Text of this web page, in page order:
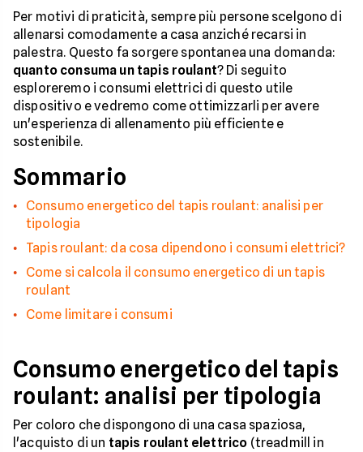
Per motivi di praticità, sempre più persone scelgono di
allenarsi comodamente a casa anziché recarsi in
palestra. Questo fa sorgere spontanea una domanda:
quanto consuma un tapis roulant? Di seguito
esploreremo i consumi elettrici di questo utile
dispositivo e vedremo come ottimizzarli per avere
un'esperienza di allenamento più efficiente e
sostenibile.
Sommario
Consumo energetico del tapis roulant: analisi per
tipologia
Tapis roulant: da cosa dipendono i consumi elettrici?
Come si calcola il consumo energetico di un tapis
roulant
Come limitare i consumi
Consumo energetico del tapis
roulant: analisi per tipologia
Per coloro che dispongono di una casa spaziosa,
l'acquisto di un tapis roulant elettrico (treadmill in